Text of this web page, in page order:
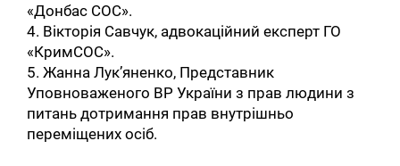
«Донбас СОС».
4. Вікторія Савчук, адвокаційний експерт ГО
«КримСОС».
5. Жанна Лук’яненко, Представник
Уповноваженого ВР України з прав людини з
питань дотримання прав внутрішньо
переміщених осіб.